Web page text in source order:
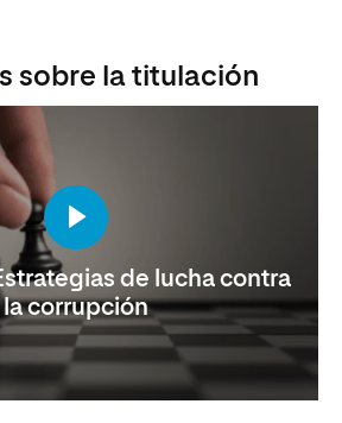
sobre la titulación
de lucha contra
la corrupción